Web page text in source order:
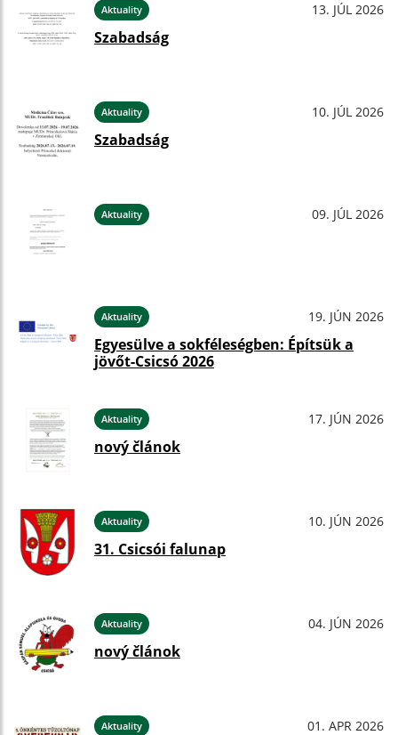
Aktuality 13. JÚL 2026
Szabadság
Aktuality 10. JÚL 2026
Szabadság
Aktuality 09. JÚL 2026
Aktuality 19. JÚN 2026
Egyesülve a sokféleségben: Építsük a
jövőt-Csicsó 2026
Aktuality 17. JÚN 2026
nový článok
Aktuality 10. JÚN 2026
31. Csicsói falunap
Aktuality 04. JÚN 2026
nový článok
Aktuality 01. APR 2026